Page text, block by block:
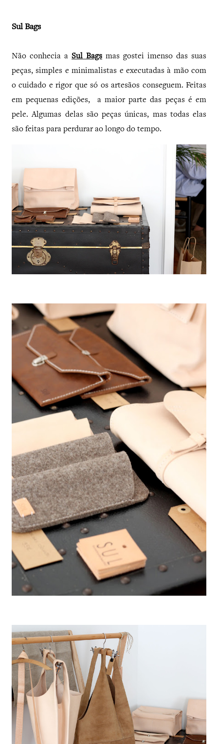
Sul Bags
Não conhecia a Sul Bags mas gostei imenso das suas
peças, simples e minimalistas e executadas à mão com
o cuidado e rigor que só os artesãos conseguem. Feitas
em pequenas edições, a maior parte das peças é em
pele. Algumas delas são peças únicas, mas todas elas
são feitas para perdurar ao longo do tempo.